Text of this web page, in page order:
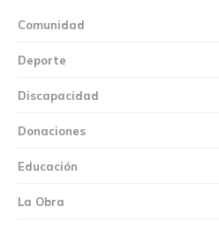
Comunidad
Deporte
Discapacidad
Donaciones
Educación
La Obra